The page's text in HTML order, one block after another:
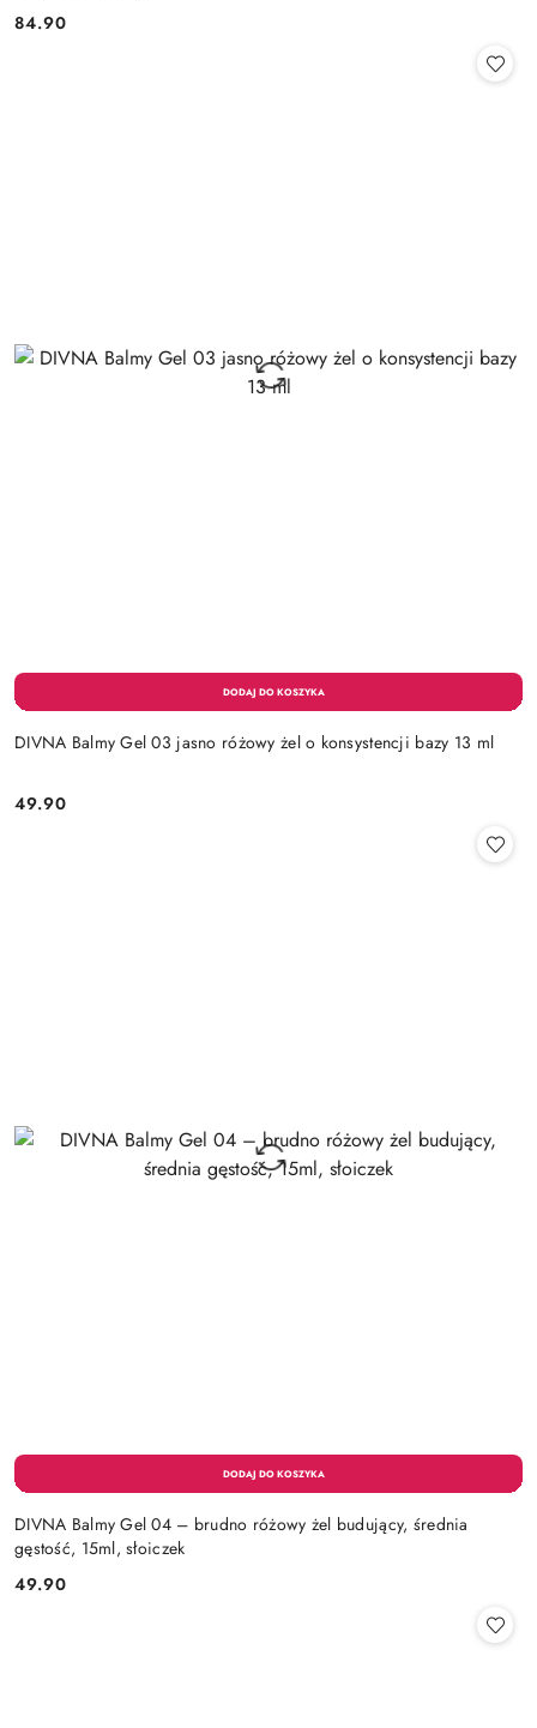
Cena:
84.90
DIVNA Balmy Gel 03 jasno różowy żel o konsystencji bazy 13 ml
Cena:
49.90
DIVNA Balmy Gel 04 – brudno różowy żel budujący, średnia
gęstość, 15ml, słoiczek
Cena:
49.90